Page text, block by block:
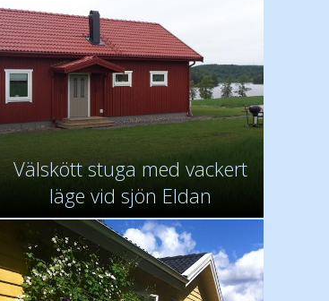
Välskött stuga med vackert
läge vid sjön Eldan